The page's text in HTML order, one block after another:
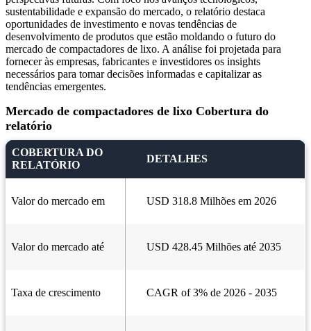
sustentabilidade e expansão do mercado, o relatório destaca
oportunidades de investimento e novas tendências de
desenvolvimento de produtos que estão moldando o futuro do
mercado de compactadores de lixo. A análise foi projetada para
fornecer às empresas, fabricantes e investidores os insights
necessários para tomar decisões informadas e capitalizar as
tendências emergentes.
Mercado de compactadores de lixo Cobertura do
relatório
COBERTURA DO
RELATÓRIO
DETALHES
Valor do mercado em USD 318.8 Milhões em 2026
Valor do mercado até USD 428.45 Milhões até 2035
Taxa de crescimento CAGR of 3% de 2026 - 2035